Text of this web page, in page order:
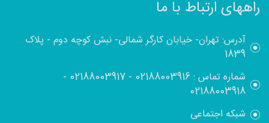
راههای ارتباط با ما
آدرس: تهران- خیابان کارگر شمالی- نبش کوچه دوم - پلاک
1839
شماره تماس :02188003916
-
02188003917
-
02188003918
شبکه اجتماعی